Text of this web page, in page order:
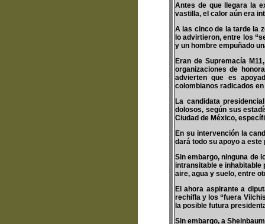
Antes de que llegara la
vastilla, el calor aún era
A las cinco de la tarde la
lo advirtieron, entre los
y un hombre empuñado
Eran de Supremacía
organizaciones de
advierten que es
colombianos radicados
La candidata
dolosos, según sus
Ciudad de México,
En su intervención la
dará todo su apoyo a
Sin embargo, ninguna de
intransitable e inhabitable
aire, agua y suelo, entre
El ahora aspirante a
rechifla y los “fuera
la posible futura
Sin embargo, a